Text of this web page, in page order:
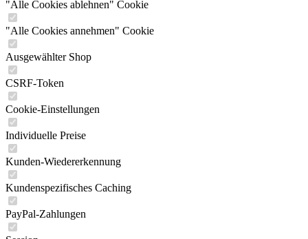
"Alle Cookies ablehnen" Cookie
"Alle Cookies annehmen" Cookie
Ausgewählter Shop
CSRF-Token
Cookie-Einstellungen
Individuelle Preise
Kunden-Wiedererkennung
Kundenspezifisches Caching
PayPal-Zahlungen